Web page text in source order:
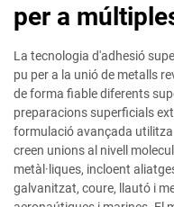
per a
La tecnologia d'adhesió
pu per a la unió de metalls
de forma fiable diferents
preparacions superficials
formulació avançada
creen unions al nivell
metàl·liques, incloent
galvanitzat, coure, llautó i